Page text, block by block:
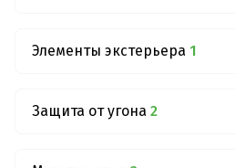
Элементы экстерьера 1
Защита от угона 2